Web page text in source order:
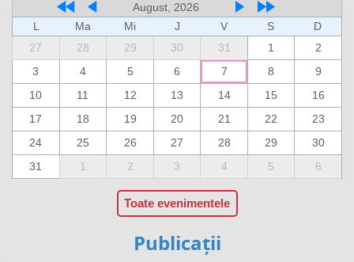
August, 2026
L
Ma Mi J V S
D
27
28 29 30 31 1
2
3
4 5 6 7 8
9
10
11 12 13 14 15
16
17
18 19 20 21 22
23
24
25 26 27 28 29
30
31
1 2 3 4 5 6
Toate evenimentele
Publicații